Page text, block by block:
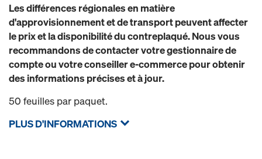
Les différences régionales en matière
d'approvisionnement et de transport peuvent affecter
le prix et la disponibilité du contreplaqué. Nous vous
recommandons de contacter votre gestionnaire de
compte ou votre conseiller e-commerce pour obtenir
des informations précises et à jour.
50 feuilles par paquet.
PLUS D'INFORMATIONS